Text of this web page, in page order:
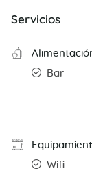
Servicios
Bar
Wifi